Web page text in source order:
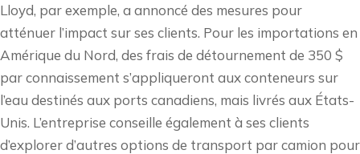
Lloyd, par exemple, a annoncé des mesures pour
atténuer l’impact sur ses clients. Pour les importations en
Amérique du Nord, des frais de détournement de 350 $
par connaissement s’appliqueront aux conteneurs sur
l’eau destinés aux ports canadiens, mais livrés aux États-
Unis. L’entreprise conseille également à ses clients
d’explorer d’autres options de transport par camion pour